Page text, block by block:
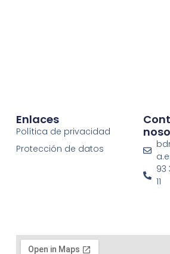
Enlaces
Política de privacidad
Protección de datos
93
11